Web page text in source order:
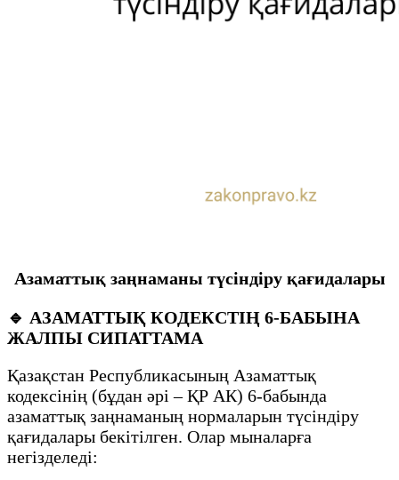
Азаматтық заңнаманы түсіндіру қағидалары
🔹 АЗАМАТТЫҚ КОДЕКСТІҢ 6-БАБЫНА
ЖАЛПЫ СИПАТТАМА
Қазақстан Республикасының Азаматтық
кодексінің (бұдан әрі – ҚР АК) 6-бабында
азаматтық заңнаманың нормаларын түсіндіру
қағидалары бекітілген. Олар мыналарға
негізделеді: